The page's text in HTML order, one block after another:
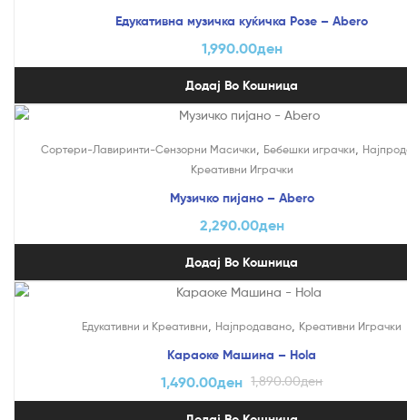
Едукативна музичка куќичка Розе – Abero
1,990.00ден
Додај Во Кошница
Сортери-Лавиринти-Сензорни Масички Бебешки играчки
Креативни Играчки
Музичко пијано – Abero
2,290.00ден
Додај Во Кошница
Едукативни и Креативни Најпродавано Креативни Играчки
Караоке Машина – Hola
1,890.00ден
1,490.00ден